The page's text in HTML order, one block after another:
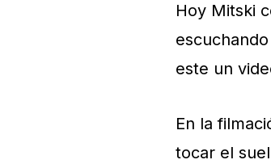
Hoy Mitski
este un
En la
tocar el